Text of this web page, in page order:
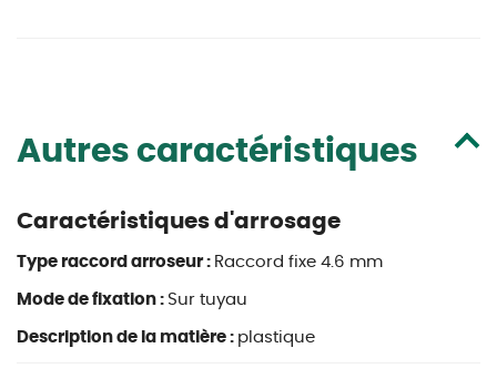
Autres caractéristiques
Caractéristiques d'arrosage
Type raccord arroseur : Raccord fixe 4.6 mm
Mode de fixation : Sur tuyau
Description de la matière : plastique